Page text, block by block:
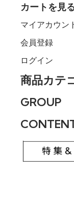
カートを見
マイアカウン
会員登録
ログイン
商品カテ
GROUP